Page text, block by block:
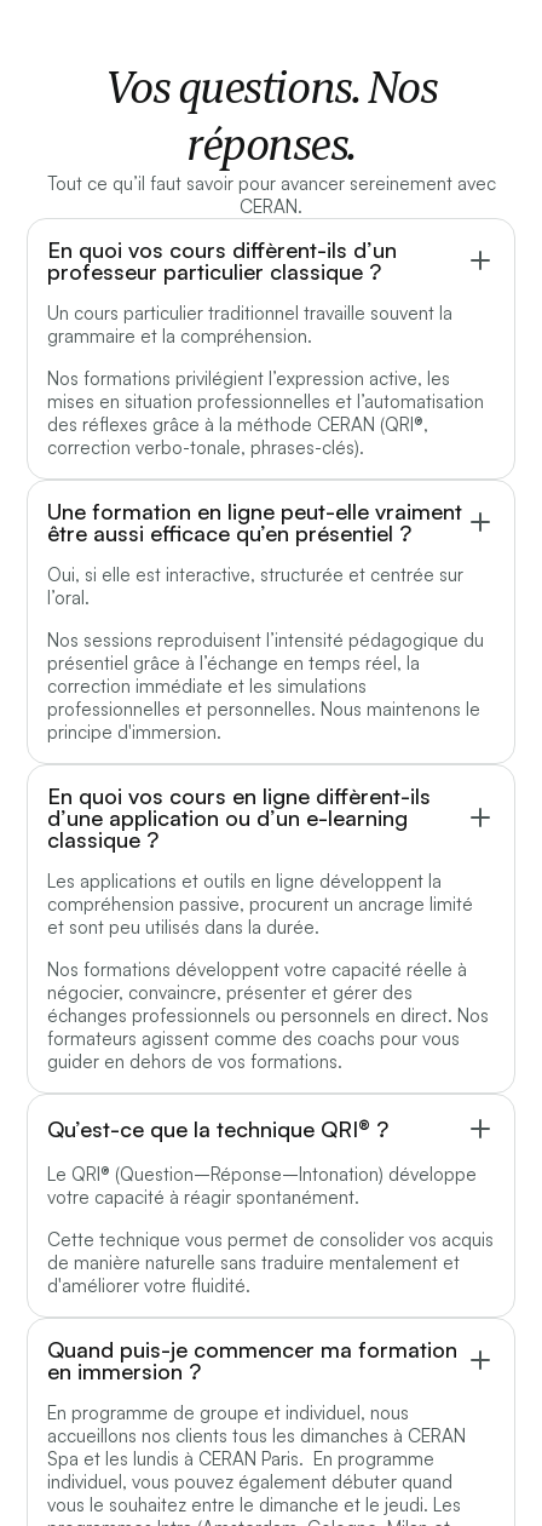
Vos questions. Nos
réponses.
Tout ce qu’il faut savoir pour avancer sereinement avec
CERAN.
En quoi vos cours diffèrent-ils d’un
professeur particulier classique ?
Un cours particulier traditionnel travaille souvent la
grammaire et la compréhension.
Nos formations privilégient l’expression active, les
mises en situation professionnelles et l’automatisation
des réflexes grâce à la méthode CERAN (QRI®,
correction verbo-tonale, phrases-clés).
Une formation en ligne peut-elle vraiment
être aussi efficace qu’en présentiel ?
Oui, si elle est interactive, structurée et centrée sur
l’oral.
Nos sessions reproduisent l’intensité pédagogique du
présentiel grâce à l’échange en temps réel, la
correction immédiate et les simulations
professionnelles et personnelles. Nous maintenons le
principe d'immersion.
En quoi vos cours en ligne diffèrent-ils
d’une application ou d’un e-learning
classique ?
Les applications et outils en ligne développent la
compréhension passive, procurent un ancrage limité
et sont peu utilisés dans la durée.
Nos formations développent votre capacité réelle à
négocier, convaincre, présenter et gérer des
échanges professionnels ou personnels en direct. Nos
formateurs agissent comme des coachs pour vous
guider en dehors de vos formations.
Qu’est-ce que la technique QRI® ?
Le QRI® (Question–Réponse–Intonation) développe
votre capacité à réagir spontanément.
Cette technique vous permet de consolider vos acquis
de manière naturelle sans traduire mentalement et
d'améliorer votre fluidité.
Quand puis-je commencer ma formation
en immersion ?
En programme de groupe et individuel, nous
accueillons nos clients tous les dimanches à CERAN
Spa et les lundis à CERAN Paris. En programme
individuel, vous pouvez également débuter quand
vous le souhaitez entre le dimanche et le jeudi. Les